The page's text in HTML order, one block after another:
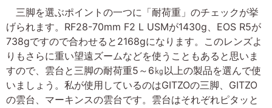
三脚を選ぶポイントの一つに「耐荷重」のチェックが挙
げられます。RF28-70mm F2 L USMが1430g、EOS R5が
738gですので合わせると2168gになります。このレンズよ
りもさらに重い望遠ズームなどを使うこともあると思いま
すので、雲台と三脚の耐荷重5～6㎏以上の製品を選んで使
いましょう。私が使用しているのはGITZOの三脚、GITZO
の雲台、マーキンスの雲台です。雲台はそれぞれピタッと